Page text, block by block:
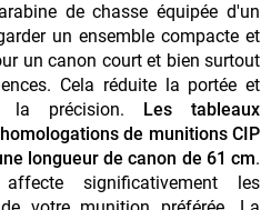
de chasse équipée d'un
un ensemble compacte et
un canon court et bien surtout
Cela réduite la portée et
la précision.
Les tableaux
de munitions CIP
longueur de canon de 61 cm.
significativement les